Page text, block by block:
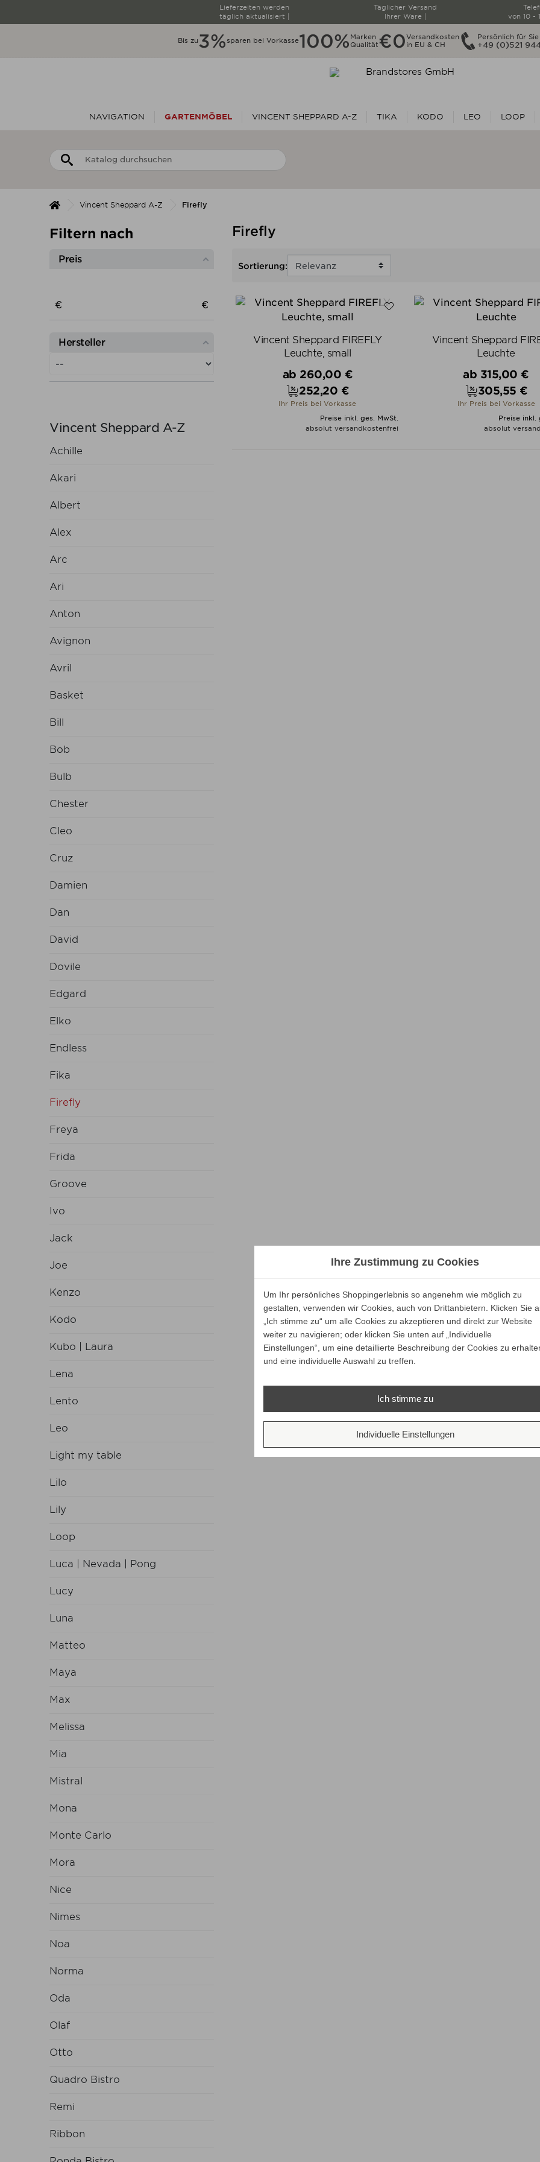
Lieferzeiten werden
täglich aktualisiert |
Täglicher Versand
Ihrer Ware |
von 10 -
Bis zu3% sparen bei Vorkasse100% Marken
Qualität€0Versandkosten
in EU & CH
Persönlich für
+49 (0)521
NAVIGATION GARTENMÖBEL VINCENT SHEPPARD A-Z TIKA KODO LEO LOOP
Vincent Sheppard A-Z Firefly
Filtern nach
Preis
Preis von
€ Preis bis
€
Hersteller
Vincent Sheppard A-Z
Achille
Akari
Albert
Alex
Arc
Ari
Anton
Avignon
Avril
Basket
Bill
Bob
Bulb
Chester
Cleo
Cruz
Damien
Dan
David
Dovile
Edgard
Elko
Endless
Fika
Firefly
Freya
Frida
Groove
Ivo
Jack
Joe
Kenzo
Kodo
Kubo | Laura
Lena
Lento
Leo
Light my table
Lilo
Lily
Loop
Luca | Nevada | Pong
Lucy
Luna
Matteo
Maya
Max
Melissa
Mia
Mistral
Mona
Monte Carlo
Mora
Nice
Nimes
Noa
Norma
Oda
Olaf
Otto
Quadro Bistro
Remi
Ribbon
Firefly
Sortierung:
Vincent Sheppard FIREFLY
Leuchte, small
Verkaufspreis
ab 260,00 €
Preis
252,20 €
Ihr Preis bei Vorkasse
Preise inkl. ges. MwSt.
absolut versandkostenfrei
Vincent Sheppard
Leuchte
Verkaufspreis
ab 315,00 €
Preis
305,55 €
Ihr Preis bei Vorkasse
Preise inkl.
absolut
Ihre Zustimmung zu Cookies
Um Ihr persönliches Shoppingerlebnis so angenehm wie möglich zu
gestalten, verwenden wir Cookies, auch von Drittanbietern. Klicken Sie
„Ich stimme zu“ um alle Cookies zu akzeptieren und direkt zur Website
weiter zu navigieren; oder klicken Sie unten auf „Individuelle
Einstellungen“, um eine detaillierte Beschreibung der Cookies zu
und eine individuelle Auswahl zu treffen.
Ich stimme zu
Individuelle Einstellungen